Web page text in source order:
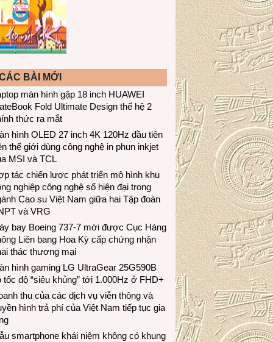
BÀI MỚI
màn hình gập 18 inch HUAWEI
Fold Ultimate Design thế hệ 2
thức ra mắt
hình OLED 27 inch 4K 120Hz đầu tiên
thế giới dùng công nghệ in phun inkjet
MSI và TCL
tác chiến lược phát triển mô hình khu
nghiệp công nghệ số hiện đại trong
Cao su Việt Nam giữa hai Tập đoàn
và VRG
bay Boeing 737-7 mới được Cục Hàng
Liên bang Hoa Kỳ cấp chứng nhận
thác thương mại
hình gaming LG UltraGear 25G590B
tốc độ “siêu khủng” tới 1.000Hz ở FHD+
thu của các dịch vụ viễn thông và
hình trả phí của Việt Nam tiếp tục gia
smartphone khái niệm không có khung